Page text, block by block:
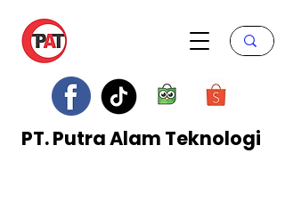
PT. Putra Alam Teknologi